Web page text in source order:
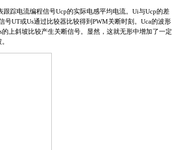
踪电流编程信号Ucp的实际电感平均电流。Ui与Ucp的差
UT或Us通过比较器比较得到PWM关断时刻。Uca的波形
上斜坡比较产生关断信号。显然，这就无形中增加了一定